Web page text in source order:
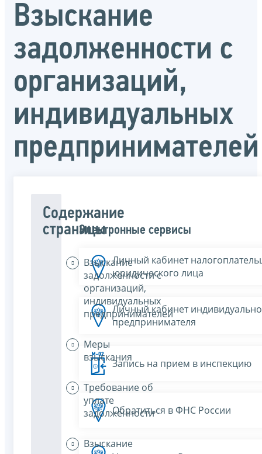
Взыскание
задолженности с
организаций,
индивидуальных
предпринимателей
Содержание
страницы
Взыскание
задолженности с
организаций,
индивидуальных
предпринимателей
Меры
взыскания
Требование об
уплате
задолженности
Взыскание
Электронные сервисы
Личный кабинет
юридического лица
Личный кабинет
предпринимателя
Запись на прием в инспекцию
Обратиться в ФНС России